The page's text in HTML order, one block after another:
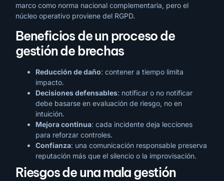
marco como norma nacional complementaria, pero el
núcleo operativo proviene del RGPD.
Beneficios de un proceso de
gestión de brechas
Reducción de daño: contener a tiempo limita
impacto.
Decisiones defensables: notificar o no notificar
debe basarse en evaluación de riesgo, no en
intuición.
Mejora continua: cada incidente deja lecciones
para reforzar controles.
Confianza: una comunicación responsable preserva
reputación más que el silencio o la improvisación.
Riesgos de una mala gestión